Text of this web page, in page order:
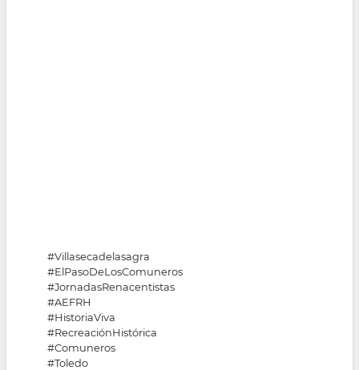
#Villasecadelasagra
#ElPasoDeLosComuneros
#JornadasRenacentistas
#AEFRH
#HistoriaViva
#RecreaciónHistórica
#Comuneros
#Toledo